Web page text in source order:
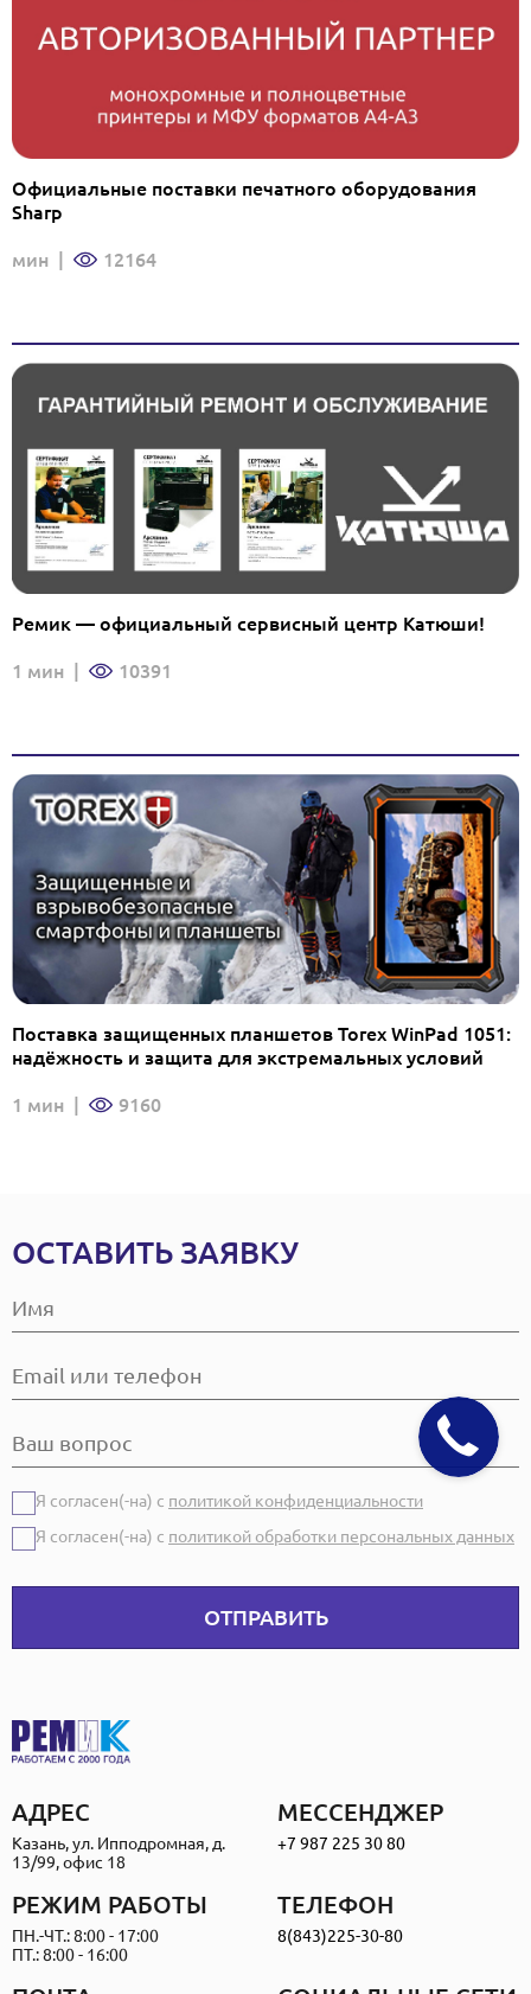
Официальные поставки печатного оборудования
Sharp
мин 12164
Ремик — официальный сервисный центр Катюши!
1 мин 10391
Поставка защищенных планшетов Torex WinPad 1051:
надёжность и защита для экстремальных условий
1 мин 9160
ОСТАВИТЬ ЗАЯВКУ
Я согласен(-на) с политикой конфиденциальности
Я согласен(-на) с политикой обработки персональных данных
ОТПРАВИТЬ
АДРЕС
Казань, ул. Ипподромная, д.
13/99, офис 18
МЕССЕНДЖЕР
+7 987 225 30 80
РЕЖИМ РАБОТЫ
ПН.-ЧТ.: 8:00 - 17:00
ПТ.: 8:00 - 16:00
ТЕЛЕФОН
8(843)225-30-80